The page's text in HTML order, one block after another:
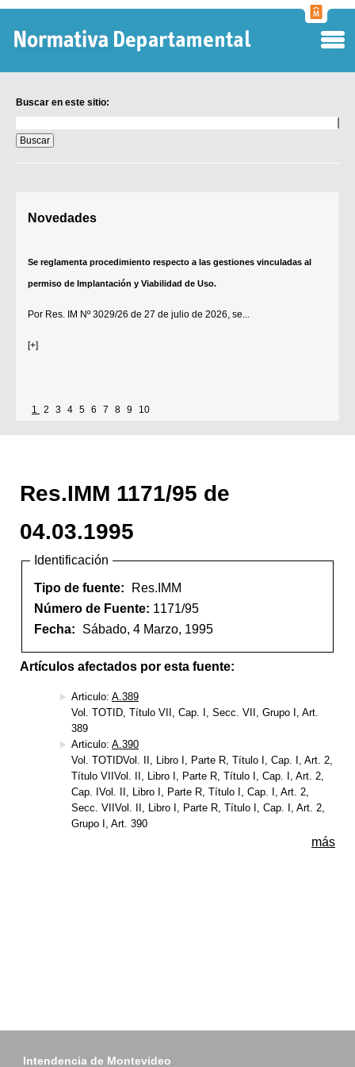
Buscar en este sitio:
en
este
sitio:
Novedades
Se reglamenta procedimiento respecto a las gestiones vinculadas al
permiso de Implantación y Viabilidad de Uso.
Por Res. IM Nº 3029/26 de 27 de julio de 2026, se...
[+]
1 2 3 4 5 6 7 8 9 10
Res.IMM 1171/95 de
04.03.1995
Identificación
Tipo de fuente:
Res.IMM
Número de Fuente: 1171/95
Fecha:
Sábado, 4 Marzo, 1995
Artículos afectados por esta fuente:
Articulo: A.389
Vol. TOTID, Título VII, Cap. I, Secc. VII, Grupo I, Art.
389
Articulo: A.390
Vol. TOTIDVol. II, Libro I, Parte R, Título I, Cap. I, Art. 2,
Título VIIVol. II, Libro I, Parte R, Título I, Cap. I, Art. 2,
Cap. IVol. II, Libro I, Parte R, Título I, Cap. I, Art. 2,
Secc. VIIVol. II, Libro I, Parte R, Título I, Cap. I, Art. 2,
Grupo I, Art. 390
más
Intendencia de Montevideo